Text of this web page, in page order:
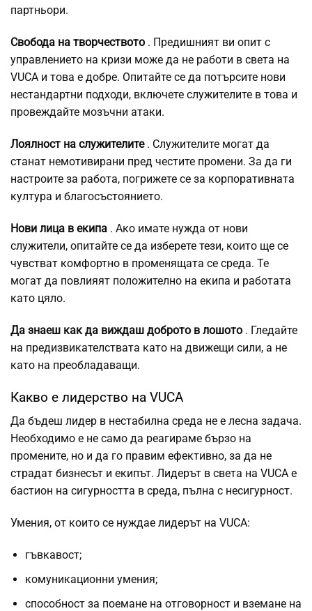
партньори.
Свобода на творчеството . Предишният ви опит с
управлението на кризи може да не работи в света на
VUCA и това е добре. Опитайте се да потърсите нови
нестандартни подходи, включете служителите в това и
провеждайте мозъчни атаки.
Лоялност на служителите. Служителите могат да
станат немотивирани пред честите промени. За да ги
настроите за работа, погрижете се за корпоративната
култура и благосъстоянието.
Нови лица в екипа . Ако имате нужда от нови
служители, опитайте се да изберете тези, които ще се
чувстват комфортно в променящата се среда. Те
могат да повлияят положително на екипа и работата
като цяло.
Да знаеш как да виждаш доброто в лошото . Гледайте
на предизвикателствата като на движещи сили, а не
като на преобладаващи.
Какво е лидерство на VUCA
Да бъдеш лидер в нестабилна среда не е лесна задача.
Необходимо е не само да реагираме бързо на
промените, но и да го правим ефективно, за да не
страдат бизнесът и екипът. Лидерът в света на VUCA е
бастион на сигурността в среда, пълна с несигурност.
Умения, от които се нуждае лидерът на VUCA:
гъвкавост;
комуникационни умения;
способност за поемане на отговорност и вземане на